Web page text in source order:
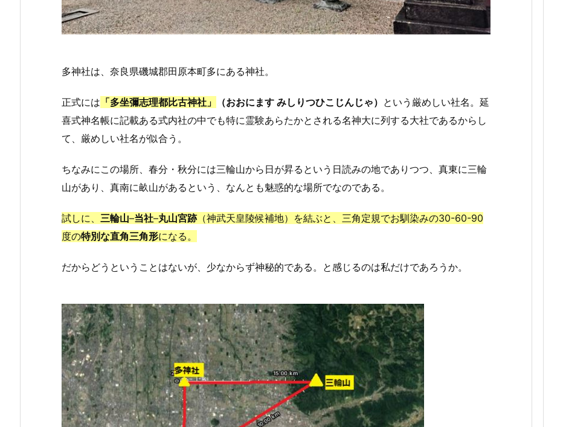
多神社は、奈良県磯城郡田原本町多にある神社。
正式には 「多坐彌志理都比古神社」 （おおにます みしりつひこじんじゃ） という厳めしい社名。延
喜式神名帳に記載ある式内社の中でも特に霊験あらたかとされる名神大に列する大社であるからし
て、厳めしい社名が似合う。
ちなみにこの場所、春分・秋分には三輪山から日が昇るという日読みの地でありつつ、真東に三輪
山があり、真南に畝山があるという、なんとも魅惑的な場所でなのである。
試しに、 三輪山–当社–丸山宮跡（神武天皇陵候補地）を結ぶと、三角定規でお馴染みの30-60-90
度の特別な直角三角形になる。
だからどうということはないが、少なからず神秘的である。と感じるのは私だけであろうか。